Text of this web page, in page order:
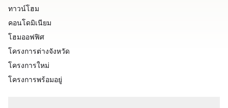
ทาวน์โฮม
คอนโดมิเนียม
โฮมออฟฟิศ
โครงการต่างจังหวัด
โครงการใหม่
โครงการพร้อมอยู่